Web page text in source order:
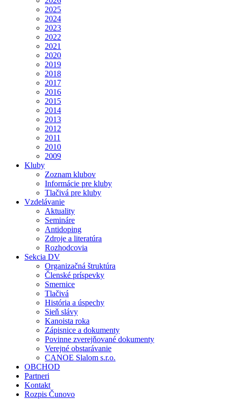
2025
2024
2023
2022
2021
2020
2019
2018
2017
2016
2015
2014
2013
2012
2011
2010
2009
Kluby
Zoznam klubov
Informácie pre kluby
Tlačivá pre kluby
Vzdelávanie
Aktuality
Semináre
Antidoping
Zdroje a literatúra
Rozhodcovia
Sekcia DV
Organizačná štruktúra
Členské príspevky
Smernice
Tlačivá
História a úspechy
Sieň slávy
Kanoista roka
Zápisnice a dokumenty
Povinne zverejňované dokumenty
Verejné obstarávanie
CANOE Slalom s.r.o.
OBCHOD
Partneri
Kontakt
Rozpis Čunovo